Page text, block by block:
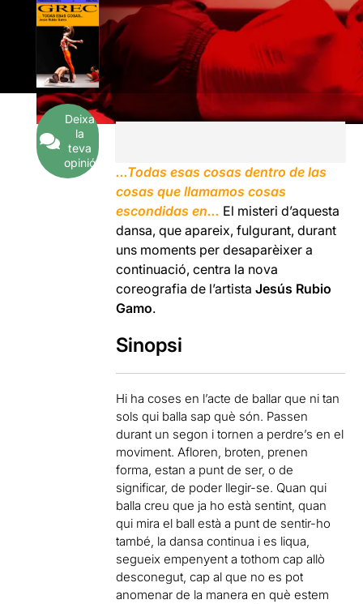
Deixa
la
teva
opinió
…Todas esas cosas dentro de las
cosas que llamamos cosas
escondidas en… El misteri d’aquesta
dansa, que apareix, fulgurant, durant
uns moments per desaparèixer a
continuació, centra la nova
coreografia de l’artista Jesús Rubio
Gamo.
Sinopsi
Hi ha coses en l’acte de ballar que ni tan
sols qui balla sap què són. Passen
durant un segon i tornen a perdre’s en el
moviment. Afloren, broten, prenen
forma, estan a punt de ser, o de
significar, de poder llegir-se. Quan qui
balla creu que ja ho està sentint, quan
qui mira el ball està a punt de sentir-ho
també, la dansa continua i es liqua,
segueix empenyent a tothom cap allò
desconegut, cap al que no es pot
anomenar de la manera en què estem